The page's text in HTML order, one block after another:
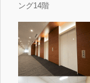
ング14階